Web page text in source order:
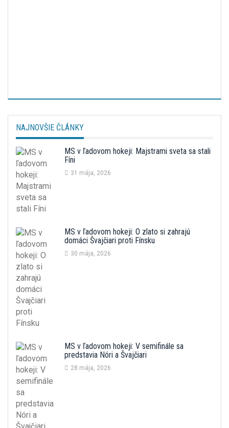
NAJNOVŠIE ČLÁNKY
MS v ľadovom hokeji: Majstrami sveta sa stali
Fíni
31 mája, 2026
MS v ľadovom hokeji: O zlato si zahrajú
domáci Švajčiari proti Fínsku
30 mája, 2026
MS v ľadovom hokeji: V semifinále sa
predstavia Nóri a Švajčiari
28 mája, 2026